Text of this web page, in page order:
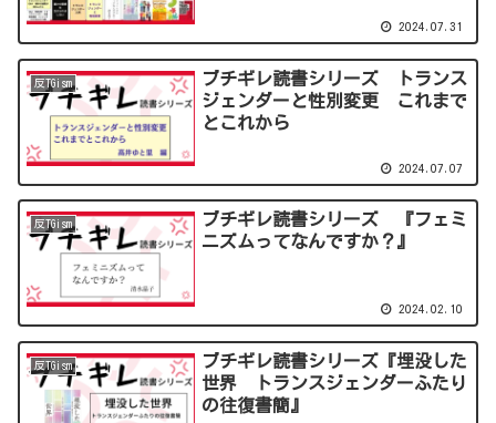
2024.07.31
反TGism
ブチギレ読書シリーズ トランス
ジェンダーと性別変更 これまで
とこれから
2024.07.07
反TGism
ブチギレ読書シリーズ 『フェミ
ニズムってなんですか？』
2024.02.10
反TGism
ブチギレ読書シリーズ『埋没した
世界 トランスジェンダーふたり
の往復書簡』